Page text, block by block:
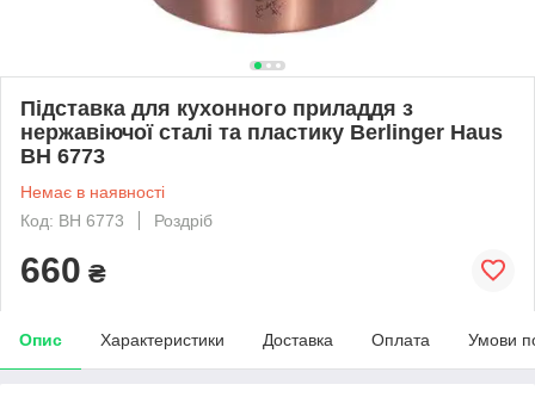
Підставка для кухонного приладдя з
нержавіючої сталі та пластику Berlinger Haus
BH 6773
Немає в наявності
Код: BH 6773
Роздріб
660 ₴
Опис Характеристики Доставка Оплата Умови